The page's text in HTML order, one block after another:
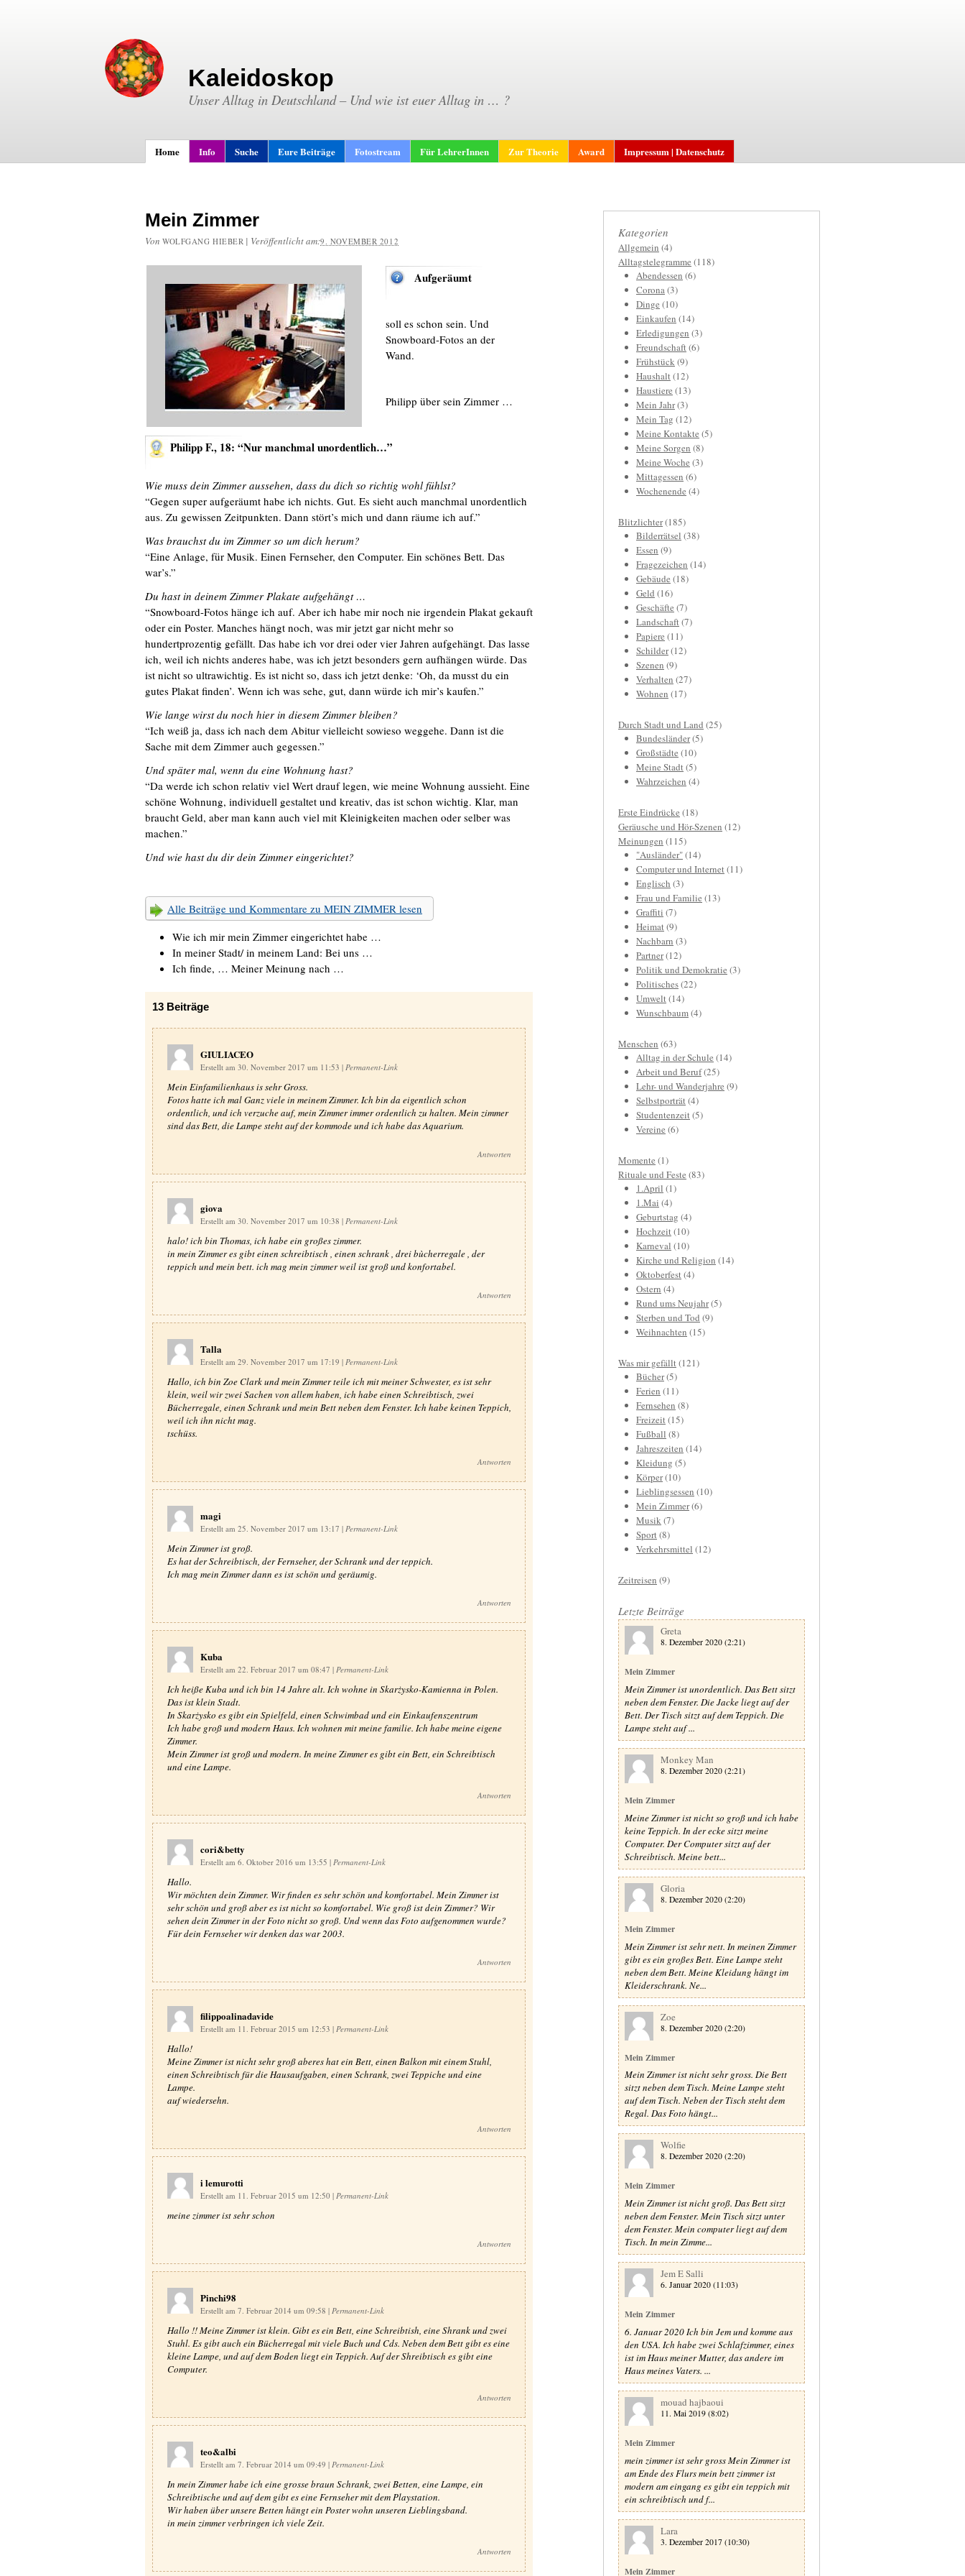
Kaleidoskop
Unser Alltag in Deutschland – Und wie ist euer Alltag in … ?
Home Info Suche Eure Beiträge Fotostream Für LehrerInnen Zur Theorie Award Impressum | Datenschutz
Mein Zimmer
Von WOLFGANG HIEBER | Veröffentlicht am:9. NOVEMBER 2012
Aufgeräumt
soll es schon sein. Und
Snowboard-Fotos an der
Wand.
Philipp über sein Zimmer …
Philipp F., 18: “Nur manchmal unordentlich…”
Wie muss dein Zimmer aussehen, dass du dich so richtig wohl fühlst?
“Gegen super aufgeräumt habe ich nichts. Gut. Es sieht auch manchmal unordentlich
aus. Zu gewissen Zeitpunkten. Dann stört’s mich und dann räume ich auf.”
Was brauchst du im Zimmer so um dich herum?
“Eine Anlage, für Musik. Einen Fernseher, den Computer. Ein schönes Bett. Das
war’s.”
Du hast in deinem Zimmer Plakate aufgehängt …
“Snowboard-Fotos hänge ich auf. Aber ich habe mir noch nie irgendein Plakat gekauft
oder ein Poster. Manches hängt noch, was mir jetzt gar nicht mehr so
hundertprozentig gefällt. Das habe ich vor drei oder vier Jahren aufgehängt. Das lasse
ich, weil ich nichts anderes habe, was ich jetzt besonders gern aufhängen würde. Das
ist nicht so ultrawichtig. Es ist nicht so, dass ich jetzt denke: ‘Oh, da musst du ein
gutes Plakat finden’. Wenn ich was sehe, gut, dann würde ich mir’s kaufen.”
Wie lange wirst du noch hier in diesem Zimmer bleiben?
“Ich weiß ja, dass ich nach dem Abitur vielleicht sowieso weggehe. Dann ist die
Sache mit dem Zimmer auch gegessen.”
Und später mal, wenn du eine Wohnung hast?
“Da werde ich schon relativ viel Wert drauf legen, wie meine Wohnung aussieht. Eine
schöne Wohnung, individuell gestaltet und kreativ, das ist schon wichtig. Klar, man
braucht Geld, aber man kann auch viel mit Kleinigkeiten machen oder selber was
machen.”
Und wie hast du dir dein Zimmer eingerichtet?
Alle Beiträge und Kommentare zu MEIN ZIMMER lesen
Wie ich mir mein Zimmer eingerichtet habe …
In meiner Stadt/ in meinem Land: Bei uns …
Ich finde, … Meiner Meinung nach …
13 Beiträge
GIULIACEO
Erstellt am 30. November 2017 um 11:53 | Permanent-Link
Mein Einfamilienhaus is sehr Gross.
Fotos hatte ich mal Ganz viele in meinem Zimmer. Ich bin da eigentlich schon
ordentlich, und ich verzuche auf, mein Zimmer immer ordentlich zu halten. Mein zimmer
sind das Bett, die Lampe steht auf der kommode und ich habe das Aquarium.
Antworten
giova
Erstellt am 30. November 2017 um 10:38 | Permanent-Link
halo! ich bin Thomas, ich habe ein großes zimmer.
in mein Zimmer es gibt einen schreibtisch , einen schrank , drei bùcherregale , der
teppich und mein bett. ich mag mein zimmer weil ist groß und konfortabel.
Antworten
Talla
Erstellt am 29. November 2017 um 17:19 | Permanent-Link
Hallo, ich bin Zoe Clark und mein Zimmer teile ich mit meiner Schwester, es ist sehr
klein, weil wir zwei Sachen von allem haben, ich habe einen Schreibtisch, zwei
Bücherregale, einen Schrank und mein Bett neben dem Fenster. Ich habe keinen Teppich,
weil ich ihn nicht mag.
tschüss.
Antworten
magi
Erstellt am 25. November 2017 um 13:17 | Permanent-Link
Mein Zimmer ist groß.
Es hat der Schreibtisch, der Fernseher, der Schrank und der teppich.
Ich mag mein Zimmer dann es ist schön und geräumig.
Antworten
Kuba
Erstellt am 22. Februar 2017 um 08:47 | Permanent-Link
Ich heiße Kuba und ich bin 14 Jahre alt. Ich wohne in Skarżysko-Kamienna in Polen.
Das ist klein Stadt.
In Skarżysko es gibt ein Spielfeld, einen Schwimbad und ein Einkaufenszentrum
Ich habe groß und modern Haus. Ich wohnen mit meine familie. Ich habe meine eigene
Zimmer.
Mein Zimmer ist groß und modern. In meine Zimmer es gibt ein Bett, ein Schreibtisch
und eine Lampe.
Antworten
cori&betty
Erstellt am 6. Oktober 2016 um 13:55 | Permanent-Link
Hallo.
Wir möchten dein Zimmer. Wir finden es sehr schön und komfortabel. Mein Zimmer ist
sehr schön und groß aber es ist nicht so komfortabel. Wie groß ist dein Zimmer? Wir
sehen dein Zimmer in der Foto nicht so groß. Und wenn das Foto aufgenommen wurde?
Für dein Fernseher wir denken das war 2003.
Antworten
filippoalinadavide
Erstellt am 11. Februar 2015 um 12:53 | Permanent-Link
Hallo!
Meine Zimmer ist nicht sehr groß aberes hat ein Bett, einen Balkon mit einem Stuhl,
einen Schreibtisch für die Hausaufgaben, einen Schrank, zwei Teppiche und eine
Lampe.
auf wiedersehn.
Antworten
i lemurotti
Erstellt am 11. Februar 2015 um 12:50 | Permanent-Link
meine zimmer ist sehr schon
Antworten
Pinchi98
Erstellt am 7. Februar 2014 um 09:58 | Permanent-Link
Hallo !! Meine Zimmer ist klein. Gibt es ein Bett, eine Schreibtish, eine Shrank und zwei
Stuhl. Es gibt auch ein Bücherregal mit viele Buch und Cds. Neben dem Bett gibt es eine
kleine Lampe, und auf dem Boden liegt ein Teppich. Auf der Shreibtisch es gibt eine
Computer.
Antworten
teo&albi
Erstellt am 7. Februar 2014 um 09:49 | Permanent-Link
In mein Zimmer habe ich eine grosse braun Schrank, zwei Betten, eine Lampe, ein
Schreibtische und auf dem gibt es eine Fernseher mit dem Playstation.
Wir haben über unsere Betten hängt ein Poster wohn unseren Lieblingsband.
in mein zimmer verbringen ich viele Zeit.
Antworten
Kategorien
Allgemein (4)
Alltagstelegramme (118)
Abendessen (6)
Corona(3)
Dinge (10)
Einkaufen (14)
Erledigungen (3)
Freundschaft(6)
Frühstück(9)
Haushalt(12)
Haustiere (13)
Mein Jahr(3)
Mein Tag (12)
Meine Kontakte (5)
Meine Sorgen (8)
Meine Woche (3)
Mittagessen (6)
Wochenende (4)
Blitzlichter(185)
Bilderrätsel (38)
Essen (9)
Fragezeichen (14)
Gebäude (18)
Geld (16)
Geschäfte (7)
Landschaft(7)
Papiere (11)
Schilder(12)
Szenen (9)
Verhalten (27)
Wohnen (17)
Durch Stadt und Land (25)
Bundesländer(5)
Großstädte (10)
Meine Stadt(5)
Wahrzeichen (4)
Erste Eindrücke (18)
Geräusche und Hör-Szenen (12)
Meinungen (115)
"Ausländer"(14)
Computer und Internet(11)
Englisch (3)
Frau und Familie (13)
Graffiti (7)
Heimat(9)
Nachbarn (3)
Partner(12)
Politik und Demokratie (3)
Politisches(22)
Umwelt(14)
Wunschbaum(4)
Menschen (63)
Alltag in der Schule (14)
Arbeit und Beruf(25)
Lehr- und Wanderjahre (9)
Selbstporträt(4)
Studentenzeit(5)
Vereine (6)
Momente (1)
Rituale und Feste (83)
1.April (1)
1.Mai (4)
Geburtstag (4)
Hochzeit(10)
Karneval (10)
Kirche und Religion (14)
Oktoberfest(4)
Ostern (4)
Rund ums Neujahr(5)
Sterben und Tod (9)
Weihnachten (15)
Was mir gefällt(121)
Bücher(5)
Ferien (11)
Fernsehen (8)
Freizeit(15)
Fußball (8)
Jahreszeiten (14)
Kleidung (5)
Körper(10)
Lieblingsessen (10)
Mein Zimmer(6)
Musik(7)
Sport(8)
Verkehrsmittel (12)
Zeitreisen (9)
Letzte Beiträge
Greta
8. Dezember 2020 (2:21)
Mein Zimmer
Mein Zimmer ist unordentlich. Das Bett sitzt
neben dem Fenster. Die Jacke liegt auf der
Bett. Der Tisch sitzt auf dem Teppich. Die
Lampe steht auf ...
Monkey Man
8. Dezember 2020 (2:21)
Mein Zimmer
Meine Zimmer ist nicht so groß und ich habe
keine Teppich. In der ecke sitzt meine
Computer. Der Computer sitzt auf der
Schreibtisch. Meine bett...
Gloria
8. Dezember 2020 (2:20)
Mein Zimmer
Mein Zimmer ist sehr nett. In meinen Zimmer
gibt es ein großes Bett. Eine Lampe steht
neben dem Bett. Meine Kleidung hängt im
Kleiderschrank. Ne...
Zoe
8. Dezember 2020 (2:20)
Mein Zimmer
Mein Zimmer ist nicht sehr gross. Die Bett
sitzt neben dem Tisch. Meine Lampe steht
auf dem Tisch. Neben der Tisch steht dem
Regal. Das Foto hängt...
Wolfie
8. Dezember 2020 (2:20)
Mein Zimmer
Mein Zimmer ist nicht groß. Das Bett sitzt
neben dem Fenster. Mein Tisch sitzt unter
dem Fenster. Mein computer liegt auf dem
Tisch. In mein Zimme...
Jem E Salli
6. Januar 2020 (11:03)
Mein Zimmer
6. Januar 2020 Ich bin Jem und komme aus
den USA. Ich habe zwei Schlafzimmer, eines
ist im Haus meiner Mutter, das andere im
Haus meines Vaters. ...
mouad hajbaoui
11. Mai 2019 (8:02)
Mein Zimmer
mein zimmer ist sehr gross Mein Zimmer ist
am Ende des Flurs mein bett zimmer ist
modern am eingang es gibt ein teppich mit
ein schreibtisch und f...
Lara
3. Dezember 2017 (10:30)
Mein Zimmer